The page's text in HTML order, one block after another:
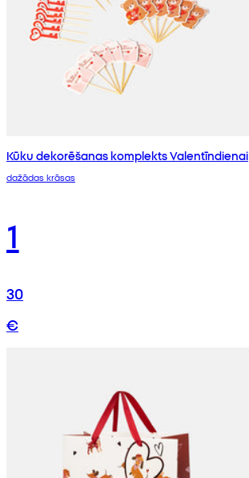
Kūku dekorēšanas komplekts Valentīndienai
dažādas krāsas
1
30
€